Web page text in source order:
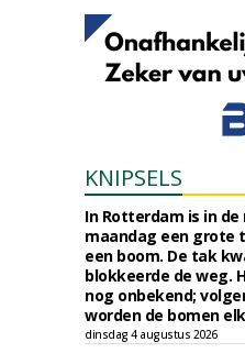
KNIPSELS
In Rotterdam is in
maandag een grote
een boom. De tak
blokkeerde de weg.
nog onbekend;
worden de bomen
dinsdag 4 augustus 2026